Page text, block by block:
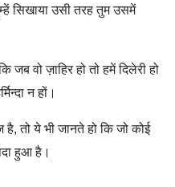
सिखाया उसी तरह तुम उसमें
जब वो ज़ाहिर हो तो हमें दिलेरी हो
न हों।
है, तो ये भी जानते हो कि जो कोई
हुआ है।